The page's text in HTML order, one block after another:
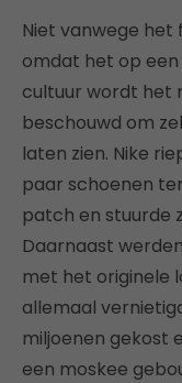
Niet vanwege het
omdat het op
cultuur wordt het
beschouwd om
laten zien. Nike
paar schoenen
patch en stuurde
Daarnaast
met het originele
allemaal
miljoenen gekost
een moskee